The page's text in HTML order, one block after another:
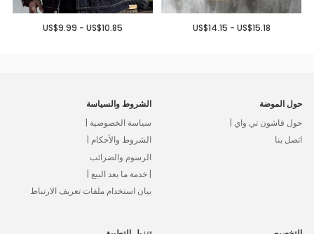
US$14.15 - US$15.18
US$9.99 - US$10.85
حول الموضة
حول فاشون تي واي |
اتصل بنا
الشروط والسياسة
سياسة الخصوصية |
الشروط والأحكام |
الرسوم والضرائب
| خدمة ما بعد البيع |
بيان استخدام ملفات تعريف الارتباط